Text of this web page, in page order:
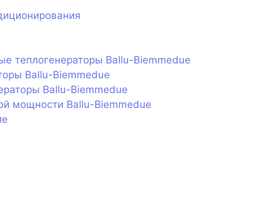
теплогенераторы Ballu-Biemmedue
Ballu-Biemmedue
Ballu-Biemmedue
мощности Ballu-Biemmedue